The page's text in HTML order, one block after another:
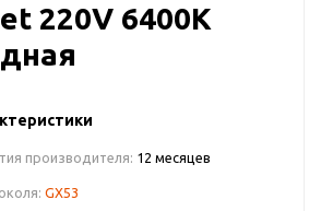
220V 6400K
производителя: 12 месяцев
GX53